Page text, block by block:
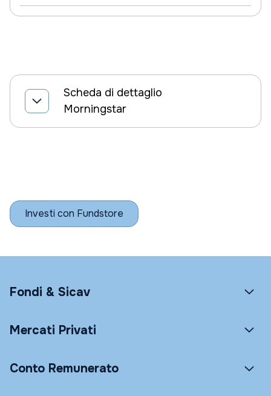
Scheda di dettaglio
Morningstar
Investi con Fundstore
Fondi & Sicav
Mercati Privati
Conto Remunerato